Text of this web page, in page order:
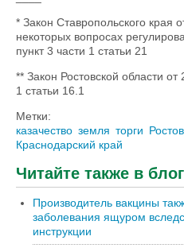
* Закон Ставропольского
некоторых вопросах
пункт 3 части 1 статьи 21
** Закон Ростовской области
1 статьи 16.1
Метки:
казачество земля торги
Краснодарский край
Читайте также в
Производитель вакцины
заболевания ящуром
инструкции